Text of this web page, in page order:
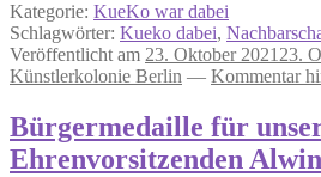
Kategorie: KueKo war dabei
Schlagwörter: Kueko dabei,
Veröffentlicht am 23. Oktober 2021 23.
Künstlerkolonie Berlin — Kommentar
Bürgermedaille für
Ehrenvorsitzenden